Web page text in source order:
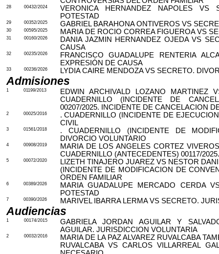
28 00432/2024
VERONICA HERNANDEZ NAPOLES VS
POTESTAD
29 00352/2025 GABRIEL BARAHONA ONTIVEROS VS
30 00595/2025 MARIA DE ROCIO CORREA FIGUEROA VS
31 00160/2026
DANIA JAZMIN HERNANDEZ OJEDA VS
CAUSA
32 00235/2026
FRANCISCO GUADALUPE RENTERIA
EXPRESIÓN DE CAUSA
33 00236/2026 LYDIA CAIRE MENDOZA VS SECRETO.
Admisiones
1 01199/2013
EDWIN ARCHIVALD LOZANO MARTINEZ
CUADERNILLO (INCIDENTE DE
00207/2025. INCIDENTE DE CANCELACION
2 00025/2016
. CUADERNILLO (INCIDENTE DE
CIVIL
3 01561/2018
. CUADERNILLO (INCIDENTE DE
DIVORCIO VOLUNTARIO
4 00908/2019
MARIA DE LOS ANGELES CORTEZ
CUADERNILLO (ANTECEDENTES) 00117/
5 00072/2020
LIZETH TINAJERO JUAREZ VS NESTOR
(INCIDENTE DE MODIFICACION DE
ORDEN FAMILIAR
6 00389/2026
MARIA GUADALUPE MERCADO CERDA
POTESTAD
7 00390/2026 MARIVEL IBARRA LERMA VS SECRETO.
Audiencias
1 00174/2015 GABRIELA JORDAN AGUILAR Y
AGUILAR. JURISDICCION VOLUNTARIA
2 00032/2016
MARIA DE LA PAZ ALVAREZ RUVALCABA
RUVALCABA VS CARLOS VILLARREAL